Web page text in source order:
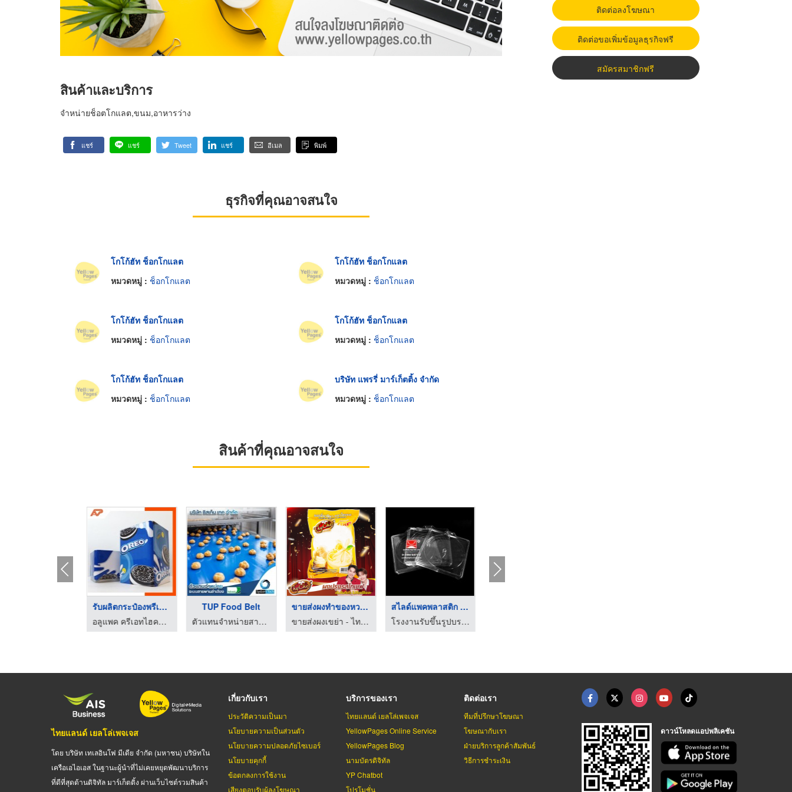
สินค้าและบริการ
จำหน่ายช็อตโกแลต,ขนม,อาหารว่าง
แชร์ แชร์ Tweet แชร์ อีเมล พิมพ์
ธุรกิจที่คุณอาจสนใจ
โกโก้ฮัท ช็อกโกแลต
หมวดหมู่ : ช็อกโกแลต
โกโก้ฮัท ช็อกโกแลต
หมวดหมู่ : ช็อกโกแลต
โกโก้ฮัท ช็อกโกแลต
หมวดหมู่ : ช็อกโกแลต
โกโก้ฮัท ช็อกโกแลต
หมวดหมู่ : ช็อกโกแลต
โกโก้ฮัท ช็อกโกแลต
หมวดหมู่ : ช็อกโกแลต
บริษัท แพรรี่ มาร์เก็ตติ้ง จำกัด
หมวดหมู่ : ช็อกโกแลต
สินค้าที่คุณอาจสนใจ
รับผลิตกระป๋องพรีเมี ...
อลูแพค ครีเอทไฮควอลิตี้
TUP Food Belt
ตัวแทนจำหน่ายสายพานลำเลียง - Systemtech.
ขายส่งผงทำของหวาน
ขายส่งผงเขย่า - ไทเชฟ
สไลด์แพคพลาสติก ทรง ...
โรงงานรับขึ้นรูปบรรจุภัณฑ์พลาสติก ซานไทย
ติดต่อลงโฆษณา
ติดต่อขอเพิ่มข้อมูลธุรกิจฟรี
สมัครสมาชิกฟรี
ไทยแลนด์ เยลโล่เพจเจส
โดย บริษัท เทเลอินโฟ มีเดีย จำกัด (มหาชน) บริษัทใน
เครือเอไอเอส ในฐานะผู้นำที่ไม่เคยหยุดพัฒนาบริการ
ที่ดีที่สุดด้านดิจิทัล มาร์เก็ตติ้ง ผ่านเว็บไซต์รวมสินค้า
เกี่ยวกับเรา
ประวัติความเป็นมา
นโยบายความเป็นส่วนตัว
นโยบายความปลอดภัยไซเบอร์
นโยบายคุกกี้
ข้อตกลงการใช้งาน
เสียงตอบรับผู้ลงโฆษณา
บริการของเรา
ไทยแลนด์ เยลโล่เพจเจส
YellowPages Online Service
YellowPages Blog
นามบัตรดิจิทัล
YP Chatbot
โปรโมชั่น
ติดต่อเรา
ทีมที่ปรึกษาโฆษณา
โฆษณากับเรา
ฝ่ายบริการลูกค้าสัมพันธ์
วิธีการชำระเงิน
ดาวน์โหลดแอปพลิเคชัน